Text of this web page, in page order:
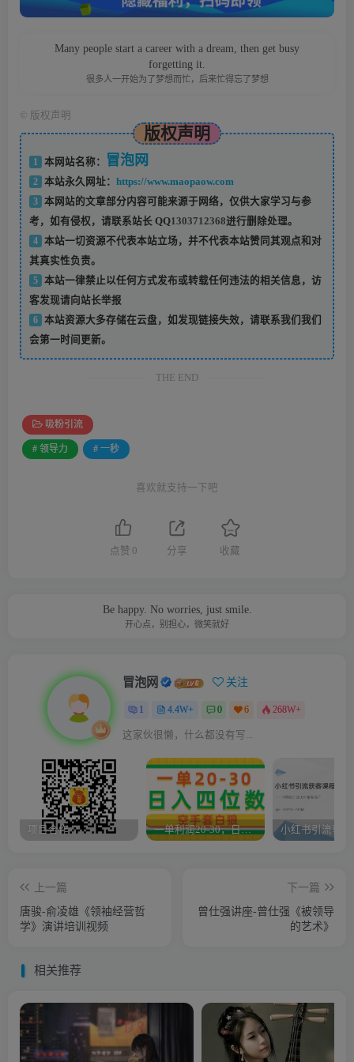
Many people start a career with a dream, then get busy
forgetting it.
很多人一开始为了梦想而忙，后来忙得忘了梦想
版权声明
版权声明
1 本网站名称： 冒泡网
2 本站永久网址： https://www.maopaow.com
3
本网站的文章部分内容可能来源于网络，仅供大家学习与参
考，如有侵权，请联系站长 QQ1303712368进行删除处理。
4
本站一切资源不代表本站立场，并不代表本站赞同其观点和对
其真实性负责。
5
本站一律禁止以任何方式发布或转载任何违法的相关信息，访
客发现请向站长举报
6
本站资源大多存储在云盘，如发现链接失效，请联系我们我们
会第一时间更新。
THE END
吸粉引流
# 领导力 # 一秒
喜欢就支持一下吧
点赞 0 分享 收藏
Be happy. No worries, just smile.
开心点，别担心，微笑就好
冒泡网 关注
1 4.4W+ 0 6 268W+
这家伙很懒，什么都没有写...
项目合作 一单利润20-30，日入四位数，空手套白狼，只要做就能赚，简单无套路
上一篇
唐骏-俞凌雄《领袖经营哲
学》演讲培训视频
下一篇
曾仕强讲座-曾仕强《被领导
的艺术》
相关推荐